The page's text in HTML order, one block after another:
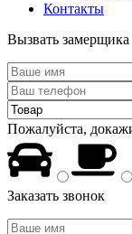
Контакты
Вызвать замерщика
Пожалуйста,
Заказать звонок